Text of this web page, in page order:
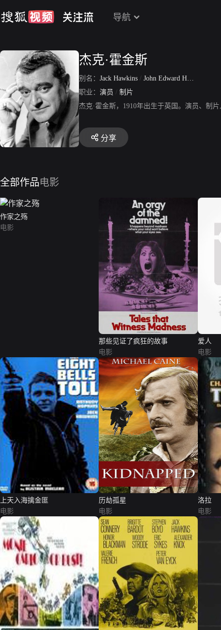
导航
杰克·霍金斯
别名： Jack Hawkins / John Edward Hawkins
职业： 演员 / 制片
杰克·霍金斯，1910年出生于英国。演员、制
分享
全部作品电影
作家之殇
电影
那些见证了疯狂的故事
电影
爱人
电影
上天入海擒金匪
电影
历劫孤星
电影
洛拉
电影